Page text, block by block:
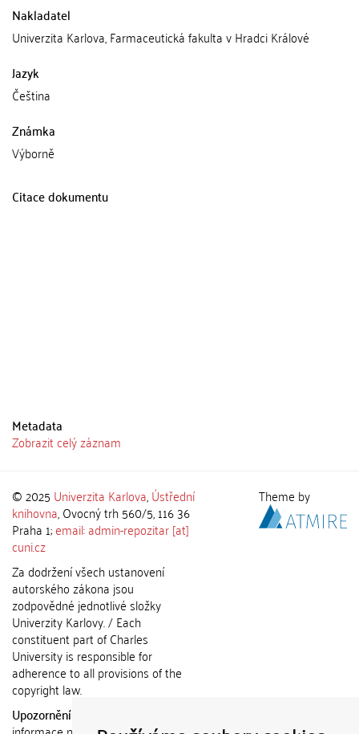
Nakladatel
Univerzita Karlova, Farmaceutická fakulta v Hradci Králové
Jazyk
Čeština
Známka
Výborně
Citace dokumentu
Metadata
Zobrazit celý záznam
© 2025 Univerzita Karlova,Ústřední
knihovna, Ovocný trh 560/5, 116 36
Praha 1;email: admin-repozitar [at]
cuni.cz
Za dodržení všech ustanovení
autorského zákona jsou
zodpovědné jednotlivé složky
Univerzity Karlovy. / Each
constituent part of Charles
University is responsible for
adherence to all provisions of the
copyright law.
Upozornění / Notice:
Theme by